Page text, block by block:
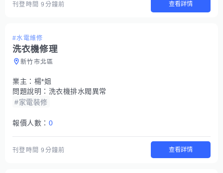
刊登時間9分鐘前 查看詳情
#水電維修
洗衣機修理
新竹市北區
業主： 楊*姐
問題說明： 洗衣機排水閥異常
#家電裝修
報價人數： 0
刊登時間9分鐘前 查看詳情